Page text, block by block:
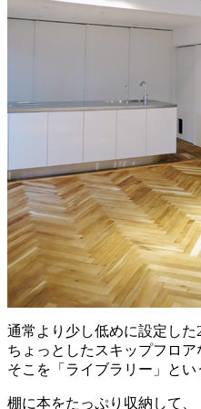
通常より少し低めに設定した
ちょっとしたスキップフロア
そこを「ライブラリー」と
棚に本をたっぷり収納して、